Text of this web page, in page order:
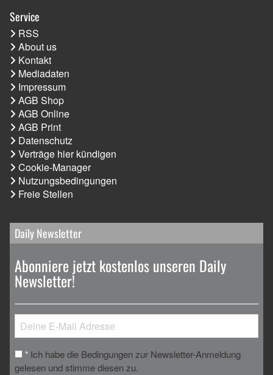
Service
RSS
About us
Kontakt
Mediadaten
Impressum
AGB Shop
AGB Online
AGB Print
Datenschutz
Verträge hier kündigen
Cookie-Manager
Nutzungsbedingungen
Freie Stellen
Daily Newsletter
Abonniere jetzt kostenlos unseren Daily
Newsletter!
* Ich habe die Bedingungen zur Newsletter-Anmeldung
gelesen und stimme diesen zu.